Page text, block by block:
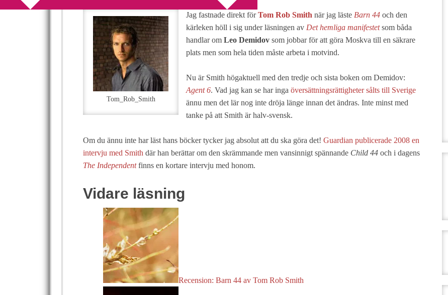
Tom_Rob_Smith
Jag fastnade direkt förTom Rob Smith när jag läste Barn 44 och den
kärleken höll i sig under läsningen av Det hemliga manifestetsom båda
handlar om Leo Demidov som jobbar för att göra Moskva till en säkrare
plats men som hela tiden måste arbeta i motvind.
Nu är Smith högaktuell med den tredje och sista boken om Demidov:
Agent 6. Vad jag kan se har inga översättningsrättigheter sålts till Sverige
ännu men det lär nog inte dröja länge innan det ändras. Inte minst med
tanke på att Smith är halv-svensk.
Om du ännu inte har läst hans böcker tycker jag absolut att du ska göra det! Guardian publicerade 2008 en
intervju med Smith där han berättar om den skrämmande men vansinnigt spännande Child 44 och i dagens
The Independent finns en kortare intervju med honom.
Vidare läsning
Recension: Barn 44 av Tom Rob Smith